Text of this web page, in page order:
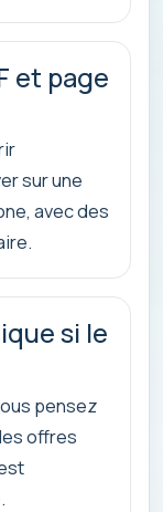
et page
sur une
avec des
si le
pensez
offres